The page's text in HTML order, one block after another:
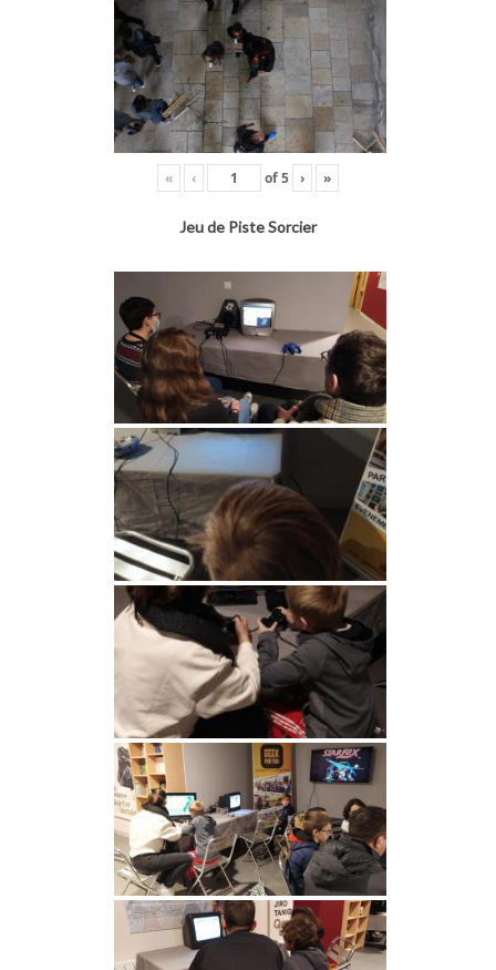
« ‹ of5 › »
Jeu de Piste Sorcier